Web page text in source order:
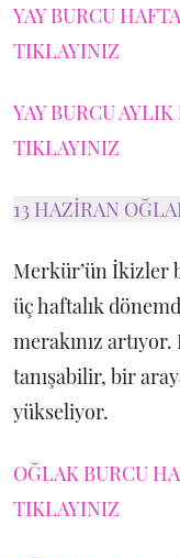
YAY BURCU
TIKLAYINIZ
YAY BURCU
TIKLAYINIZ
13 HAZİRAN
Merkür’ün İkizler
üç haftalık
merakınız
tanışabilir, bir
yükseliyor.
OĞLAK BURCU
TIKLAYINIZ